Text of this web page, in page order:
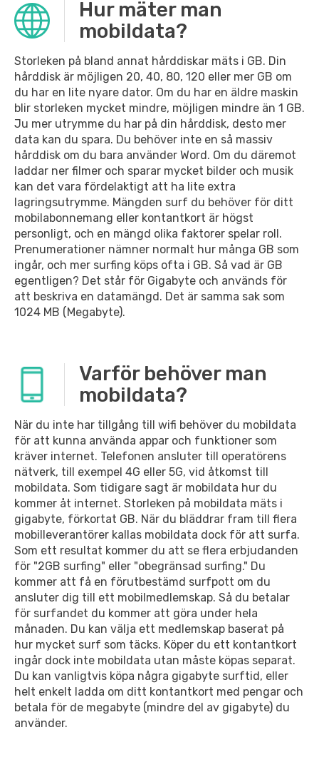
Hur mäter man
mobildata?
Storleken på bland annat hårddiskar mäts i GB. Din
hårddisk är möjligen 20, 40, 80, 120 eller mer GB om
du har en lite nyare dator. Om du har en äldre maskin
blir storleken mycket mindre, möjligen mindre än 1 GB.
Ju mer utrymme du har på din hårddisk, desto mer
data kan du spara. Du behöver inte en så massiv
hårddisk om du bara använder Word. Om du däremot
laddar ner filmer och sparar mycket bilder och musik
kan det vara fördelaktigt att ha lite extra
lagringsutrymme. Mängden surf du behöver för ditt
mobilabonnemang eller kontantkort är högst
personligt, och en mängd olika faktorer spelar roll.
Prenumerationer nämner normalt hur många GB som
ingår, och mer surfing köps ofta i GB. Så vad är GB
egentligen? Det står för Gigabyte och används för
att beskriva en datamängd. Det är samma sak som
1024 MB (Megabyte).
Varför behöver man
mobildata?
När du inte har tillgång till wifi behöver du mobildata
för att kunna använda appar och funktioner som
kräver internet. Telefonen ansluter till operatörens
nätverk, till exempel 4G eller 5G, vid åtkomst till
mobildata. Som tidigare sagt är mobildata hur du
kommer åt internet. Storleken på mobildata mäts i
gigabyte, förkortat GB. När du bläddrar fram till flera
mobilleverantörer kallas mobildata dock för att surfa.
Som ett resultat kommer du att se flera erbjudanden
för "2GB surfing" eller "obegränsad surfing." Du
kommer att få en förutbestämd surfpott om du
ansluter dig till ett mobilmedlemskap. Så du betalar
för surfandet du kommer att göra under hela
månaden. Du kan välja ett medlemskap baserat på
hur mycket surf som täcks. Köper du ett kontantkort
ingår dock inte mobildata utan måste köpas separat.
Du kan vanligtvis köpa några gigabyte surftid, eller
helt enkelt ladda om ditt kontantkort med pengar och
betala för de megabyte (mindre del av gigabyte) du
använder.